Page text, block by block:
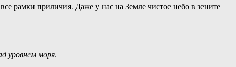
рамки приличия. Даже у нас на Земле чистое небо в зените
уровнем моря.